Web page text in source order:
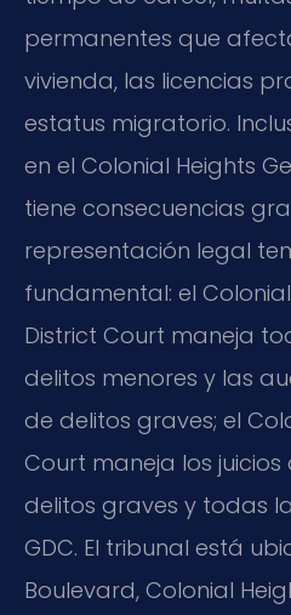
permanentes que
vivienda, las licencias
estatus migratorio.
en el Colonial Heights
tiene consecuencias
representación legal
fundamental: el
District Court maneja
delitos menores y las
de delitos graves; el
Court maneja los
delitos graves y todas
GDC. El tribunal está
Boulevard, Colonial